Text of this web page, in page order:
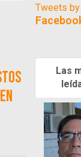
Tweets
Las